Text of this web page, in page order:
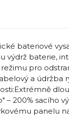
bateriové
výdrž baterie,
pro
a údržba
– 200% sacího
panelu